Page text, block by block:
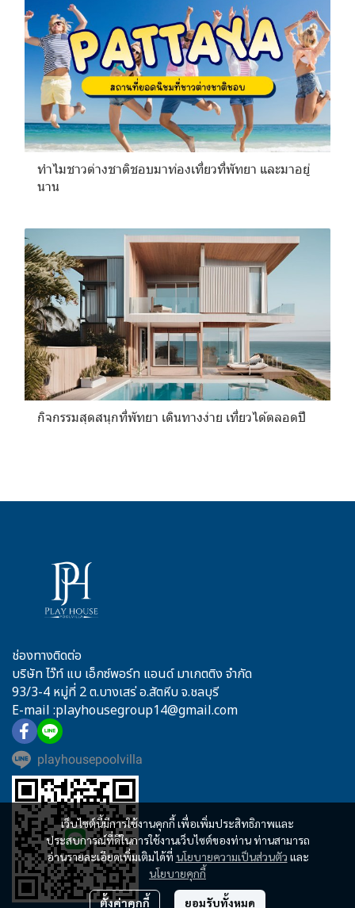
ทำไมชาวต่างชาติชอบมาท่องเที่ยวที่พัทยา และมาอยู่
นาน
กิจกรรมสุดสนุกที่พัทยา เดินทางง่าย เที่ยวได้ตลอดปี
เว็บไซต์นี้มีการใช้งานคุกกี้ เพื่อเพิ่มประสิทธิภาพและ
ประสบการณ์ที่ดีในการใช้งานเว็บไซต์ของท่าน ท่านสามารถ
อ่านรายละเอียดเพิ่มเติมได้ที่ นโยบายความเป็นส่วนตัว และ
นโยบายคุกกี้
ตั้งค่าคุกกี้ ยอมรับทั้งหมด
ช่องทางติดต่อ
บริษัท ไว๊ท์ แบ เอ็กซ์พอร์ท แอนด์ มาเกตติง จำกัด
93/3-4 หมู่ที่ 2 ต.บางเสร่ อ.สัตหีบ จ.ชลบุรี
E-mail :playhousegroup14@gmail.com
playhousepoolvilla